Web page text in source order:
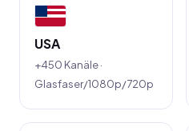
USA
+450 Kanäle ·
Glasfaser/1080p/720p